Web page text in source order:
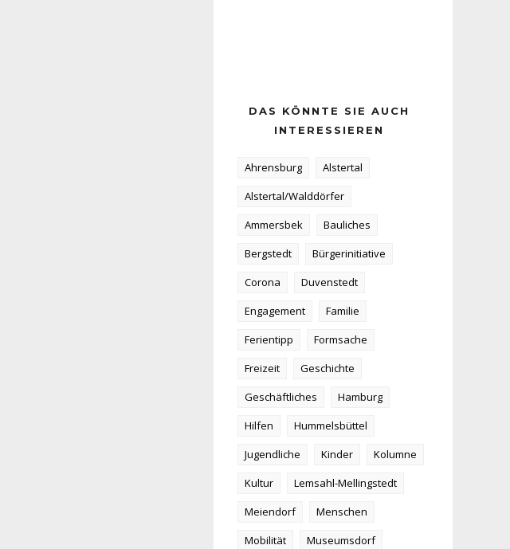
DAS KÖNNTE SIE AUCH
INTERESSIEREN
Ahrensburg
Alstertal
Alstertal/Walddörfer
Ammersbek
Bauliches
Bergstedt
Bürgerinitiative
Corona
Duvenstedt
Engagement
Familie
Ferientipp
Formsache
Freizeit
Geschichte
Geschäftliches
Hamburg
Hilfen
Hummelsbüttel
Jugendliche
Kinder
Kolumne
Kultur
Lemsahl-Mellingstedt
Meiendorf
Menschen
Mobilität
Museumsdorf